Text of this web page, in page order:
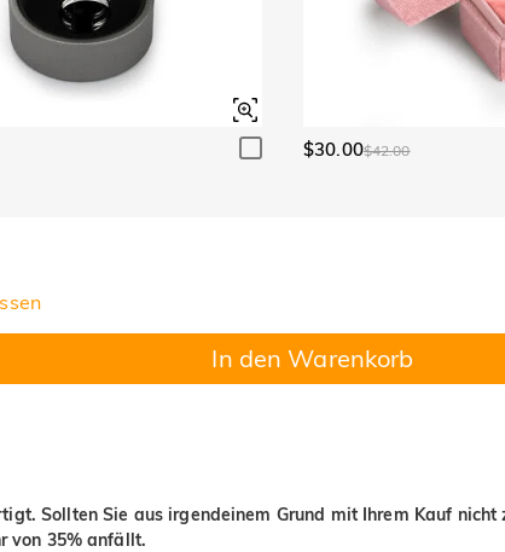
$30.00$42.00
In den Warenkorb
Sollten Sie aus irgendeinem Grund mit Ihrem Kauf
von 35% anfällt.